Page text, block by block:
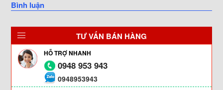
Bình luận
TƯ VẤN BÁN HÀNG
HỖ TRỢ NHANH
0948 953 943
0948953943